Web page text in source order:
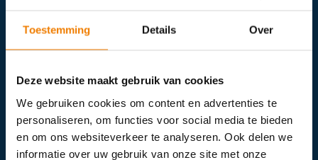
Toestemming Details Over
Deze website maakt gebruik van cookies
We gebruiken cookies om content en advertenties te
personaliseren, om functies voor social media te bieden
en om ons websiteverkeer te analyseren. Ook delen we
informatie over uw gebruik van onze site met onze
Geboorteplaats
Cursus
Course
Name
Welke variant wilt u volgen?